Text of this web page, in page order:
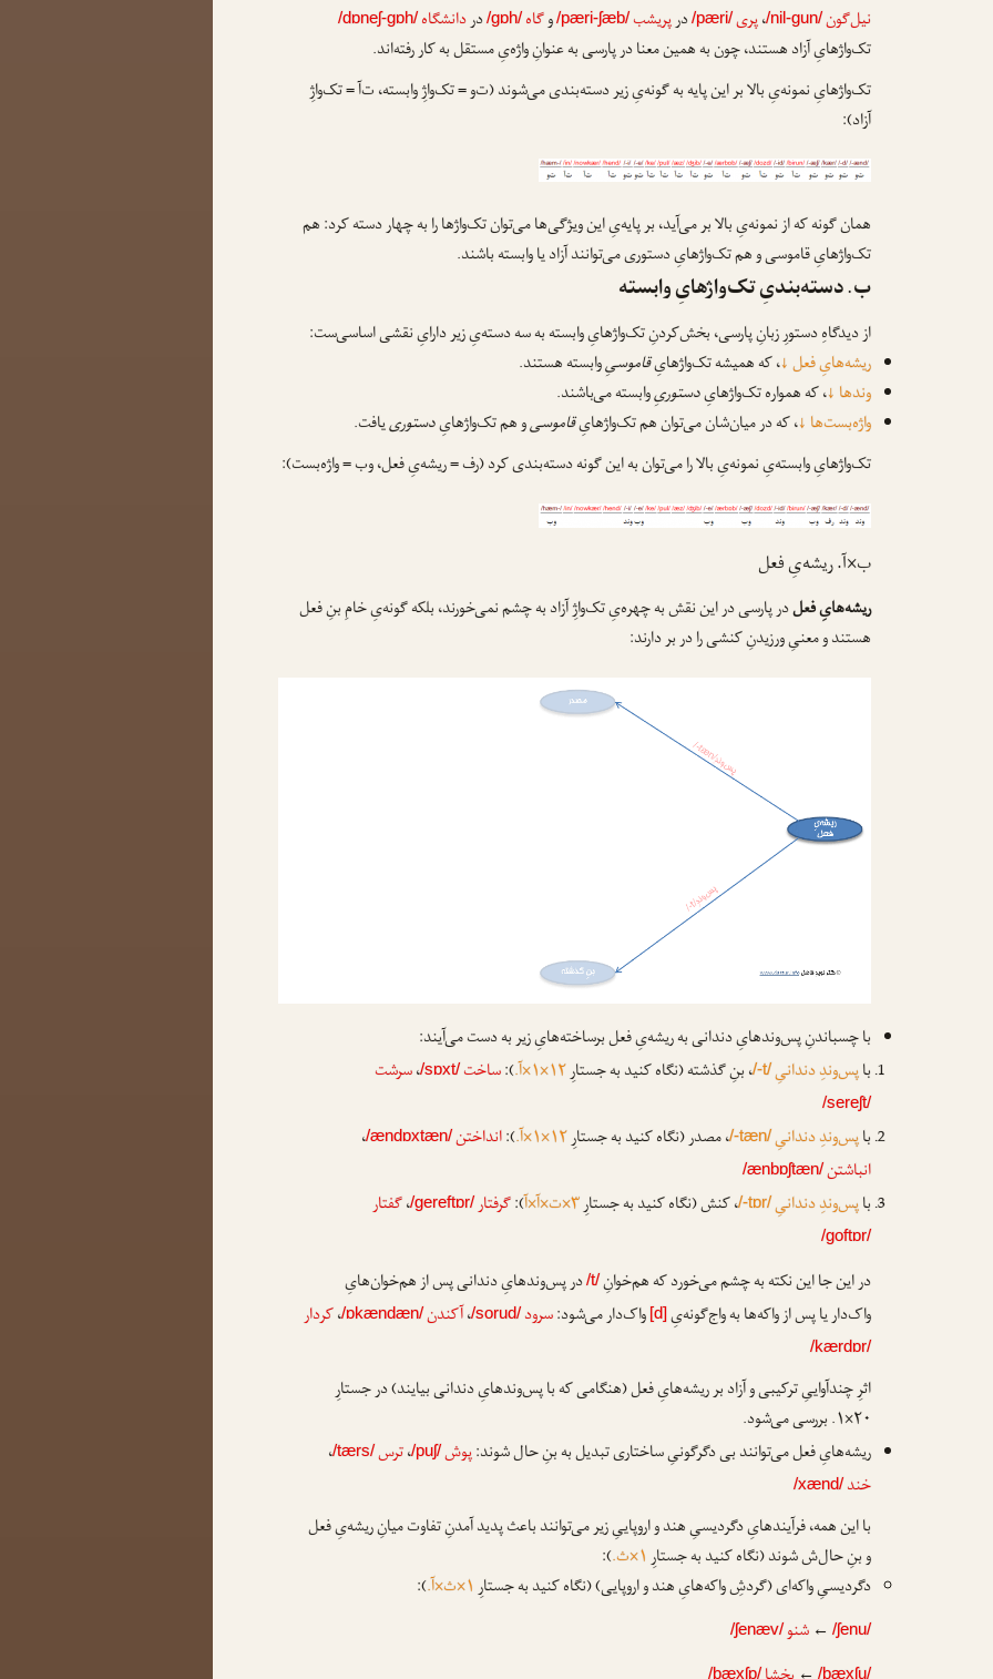
نیل‌گون /nil-gun/،پری /pæri/درپریشب /pæri-ʃæb/وگاه /gɒh/دردانشگاه /dɒneʃ-gɒh/
تک‌واژهایِ آزاد هستند، چون به همین معنا در پارسی به عنوانِ واژه‌یِ مستقل به کار رفته‌اند.
تک‌واژهایِ نمونه‌یِ بالا بر این پایه به گونه‌یِ زیر دسته‌بندی می‌شوند (ت‌و = تک‌واژِ وابسته، ت‌آ = تک‌واژِ
آزاد):
همان گونه که از نمونه‌یِ بالا بر می‌آید، بر پایه‌یِ این ویژگی‌ها می‌توان تک‌واژها را به چهار دسته کرد: هم
تک‌واژهایِ قاموسی و هم تک‌واژهایِ دستوری می‌توانند آزاد یا وابسته باشند.
ب. دسته‌بندیِ تک‌واژهایِ وابسته
از دیدگاهِ دستورِ زبانِ پارسی، بخش‌کردنِ تک‌واژهایِ وابسته به سه دسته‌یِ زیر دارایِ نقشی اساسی‌ست:
ریشه‌هایِ فعل↓، که همیشه تک‌واژهایِقاموسیِوابسته هستند.
وندها↓، که همواره تک‌واژهایِدستوریِوابسته می‌باشند.
واژه‌بست‌ها↓، که در میان‌شان می‌توان هم تک‌واژهایِقاموسیو هم تک‌واژهایِدستورییافت.
تک‌واژهایِ وابسته‌یِ نمونه‌یِ بالا را می‌توان به این گونه دسته‌بندی کرد (رف = ریشه‌یِ فعل، وب = واژه‌بست):
ب×آ. ریشه‌یِ فعل
ریشه‌هایِ فعلدر پارسی در این نقش به چهره‌یِ تک‌واژِ آزاد به چشم نمی‌خورند، بلکه گونه‌یِ خامِ بنِ فعل
هستند و معنیِ ورزیدنِ کنشی را در بر دارند:
با چسباندنِ پس‌وندهایِ دندانی به ریشه‌یِ فعل برساخته‌هایِ زیر به دست می‌آیند:
باپس‌وندِ دندانیِ/-t/، بنِ گذشته (نگاه کنید به جستارِ۱۲×۱×آ. ):ساخت /sɒxt/،سرشت
/sereʃt/
باپس‌وندِ دندانیِ/-tæn/، مصدر (نگاه کنید به جستارِ۱۲×۱×آ. ):انداختن /ændɒxtæn/،
انباشتن /ænbɒʃtæn/
باپس‌وندِ دندانیِ/-tɒr/، کنش (نگاه کنید به جستارِ۳×ت×آ×آ ):گرفتار /gereftɒr/،گفتار
/goftɒr/
در این جا این نکته به چشم می‌خورد که هم‌خوانِ/t/در پس‌وندهایِ دندانی پس از هم‌خوان‌هایِ
واک‌دار یا پس از واکه‌ها به واج‌گونه‌یِ[d] واک‌دار می‌شود:سرود /sorud/،آکندن /ɒkændæn/،کردار
/kærdɒr/
اثرِ چندآواییِ ترکیبی و آزاد بر ریشه‌هایِ فعل (هنگامی که با پس‌وندهایِ دندانی بیایند) در جستارِ
۲۰×۱. بررسی می‌شود.
ریشه‌هایِ فعل می‌توانند بی دگرگونیِ ساختاری تبدیل به بنِ حال شوند:پوش /puʃ/،ترس /tærs/،
خند /xænd/
با این همه، فرآیندهایِ دگردیسیِ هند و اروپاییِ زیر می‌توانند باعث پدید آمدنِ تفاوت میانِ ریشه‌یِ فعل
و بنِ حال‌ش شوند (نگاه کنید به جستارِ۱×ث.
):
دگردیسیِ واکه‌ای (گردشِ واکه‌هایِ هند و اروپایی) (نگاه کنید به جستارِ۱×ث×آ. ):
/ʃenu/
←شنو /ʃenæv/
/bæxʃu/
/bæxʃɒ/